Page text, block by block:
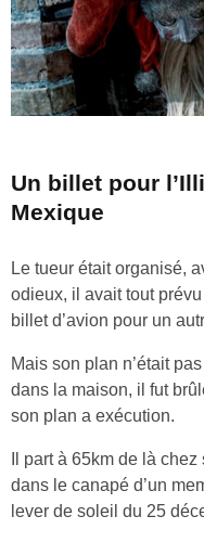
Un billet pour
Mexique
Le tueur était organisé,
odieux, il avait tout
billet d’avion pour un
Mais son plan n’était
dans la maison, il fut
son plan a exécution.
Il part à 65km de là
dans le canapé d’un
lever de soleil du 25